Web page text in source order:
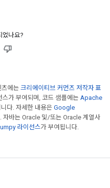
었나요?
에는 크리에이티브 커먼즈 저작자 표
스가 부여되며, 코드 샘플에는 Apache
다. 자세한 내용은 Google
자바는 Oracle 및/또는 Oracle 계열사
라이선스가 부여됩니다.